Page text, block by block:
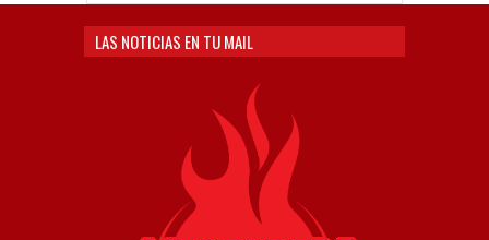
LAS NOTICIAS EN TU MAIL